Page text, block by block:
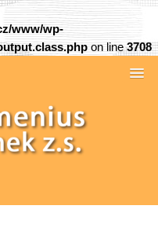
www/wp-
on line3708